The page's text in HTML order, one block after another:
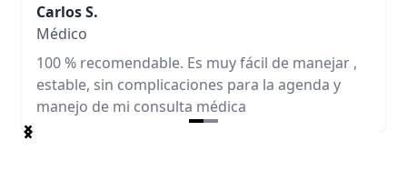
Carlos S.
Médico
100 % recomendable. Es muy fácil de manejar ,
estable, sin complicaciones para la agenda y
manejo de mi consulta médica
Item